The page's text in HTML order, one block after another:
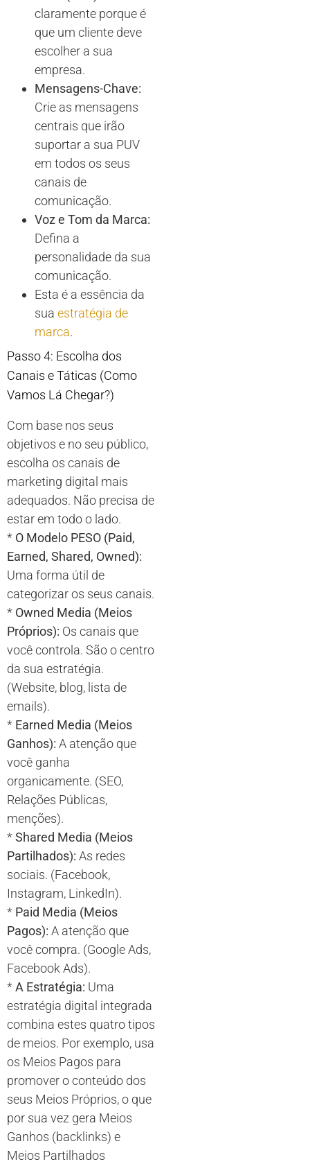
claramente porque é
que um cliente deve
escolher a sua
empresa.
Mensagens-Chave:
Crie as mensagens
centrais que irão
suportar a sua PUV
em todos os seus
canais de
comunicação.
Voz e Tom da Marca:
Defina a
personalidade da sua
comunicação.
Esta é a essência da
sua estratégia de
marca.
Passo 4: Escolha dos
Canais e Táticas (Como
Vamos Lá Chegar?)
Com base nos seus
objetivos e no seu público,
escolha os canais de
marketing digital mais
adequados. Não precisa de
estar em todo o lado.
* O Modelo PESO (Paid,
Earned, Shared, Owned):
Uma forma útil de
categorizar os seus canais.
* Owned Media (Meios
Próprios): Os canais que
você controla. São o centro
da sua estratégia.
(Website, blog, lista de
emails).
* Earned Media (Meios
Ganhos): A atenção que
você ganha
organicamente. (SEO,
Relações Públicas,
menções).
*Shared Media (Meios
Partilhados): As redes
sociais. (Facebook,
Instagram, LinkedIn).
* Paid Media (Meios
Pagos): A atenção que
você compra. (Google Ads,
Facebook Ads).
*A Estratégia: Uma
estratégia digital integrada
combina estes quatro tipos
de meios. Por exemplo, usa
os Meios Pagos para
promover o conteúdo dos
seus Meios Próprios, o que
por sua vez gera Meios
Ganhos (backlinks) e
Meios Partilhados